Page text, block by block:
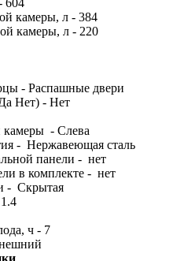
камеры, л - 384
камеры, л - 220
- Распашные двери
Нет) - Нет
камеры - Слева
- Нержавеющая сталь
панели - нет
в комплекте - нет
- Скрытая
ч - 7